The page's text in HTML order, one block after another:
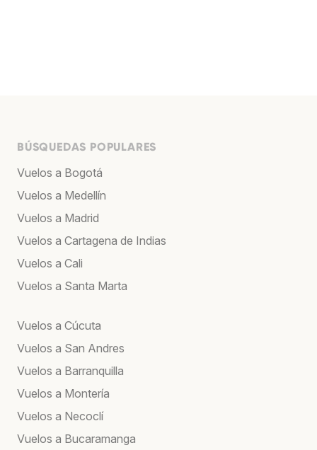
BÚSQUEDAS POPULARES
Vuelos a Bogotá
Vuelos a Medellín
Vuelos a Madrid
Vuelos a Cartagena de Indias
Vuelos a Cali
Vuelos a Santa Marta
Vuelos a Cúcuta
Vuelos a San Andres
Vuelos a Barranquilla
Vuelos a Montería
Vuelos a Necoclí
Vuelos a Bucaramanga